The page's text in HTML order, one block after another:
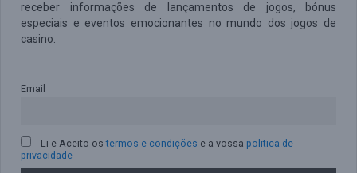
receber informações de lançamentos de jogos, bónus
especiais e eventos emocionantes no mundo dos jogos de
casino.
Email
Li e Aceito ostermos e condições e a vossa politica de
privacidade